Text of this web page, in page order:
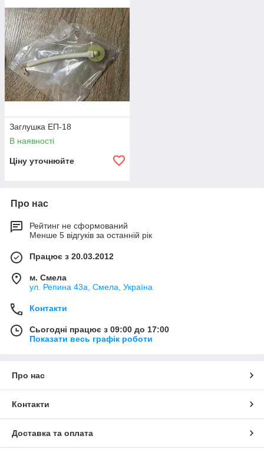
Заглушка ЕП-18
В наявності
Ціну уточнюйте
Про нас
Рейтинг не сформований
Менше 5 відгуків за останній рік
Працює з 20.03.2012
м. Смела
ул. Репина 43а, Смела, Україна
Контакти
Сьогодні працює з 09:00 до 17:00
Показати весь графік роботи
Про нас
Контакти
Доставка та оплата